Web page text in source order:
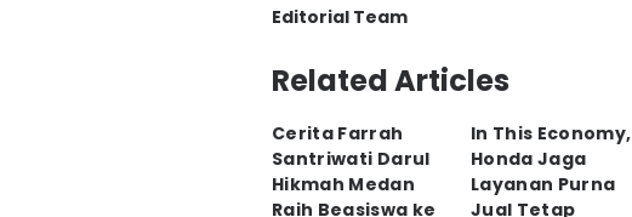
Editorial Team
Editor
Doni Hermawan
Editor
Indah Permatasari
Related Articles
Cerita Farrah
Santriwati Darul
Hikmah Medan
Raih Beasiswa ke
In This Economy,
Honda Jaga
Layanan Purna
Jual Tetap